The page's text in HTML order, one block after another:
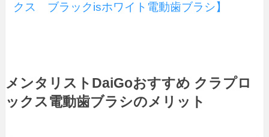
クス ブラックisホワイト電動歯ブラシ】
メンタリストDaiGoおすすめ クラプロ
ックス電動歯ブラシのメリット